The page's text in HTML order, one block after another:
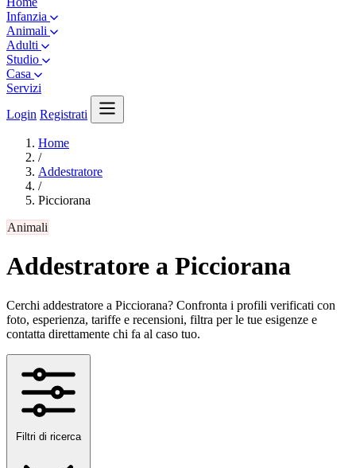
Infanzia
Animali
Adulti
Studio
Casa
Servizi
Login Registrati
Home
/
Addestratore
/
Picciorana
Animali
Addestratore a Picciorana
Cerchi addestratore a Picciorana? Confronta i profili verificati con
foto, esperienza, tariffe e recensioni, filtra per le tue esigenze e
contatta direttamente chi fa al caso tuo.
Filtri di ricerca